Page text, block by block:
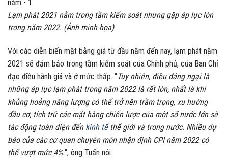
Lạm phát 2021 nằm trong tầm kiểm soát nhưng gặp áp lực lớn
trong năm 2022. (Ảnh minh họa)
Với các diễn biến mặt bằng giá từ đầu năm đến nay, lạm phát năm
2021 sẽ đảm bảo trong tầm kiểm soát của Chính phủ, của Ban Chỉ
đạo điều hành giá và ở mức thấp. “Tuy nhiên, điều đáng ngại là
những áp lực lạm phát trong năm 2022 là rất lớn, nhất là khi
khủng hoảng năng lượng có thể trở nên trầm trọng, xu hướng
đầu cơ, tích trữ các mặt hàng chiến lược của một số nước lớn sẽ
tác động toàn diện đến kinh tếthế giới và trong nước. Nhiều dự
báo của các cơ quan chuyên môn nhận định CPI năm 2022 có
thể vượt mức 4%.“, ông Tuấn nói.